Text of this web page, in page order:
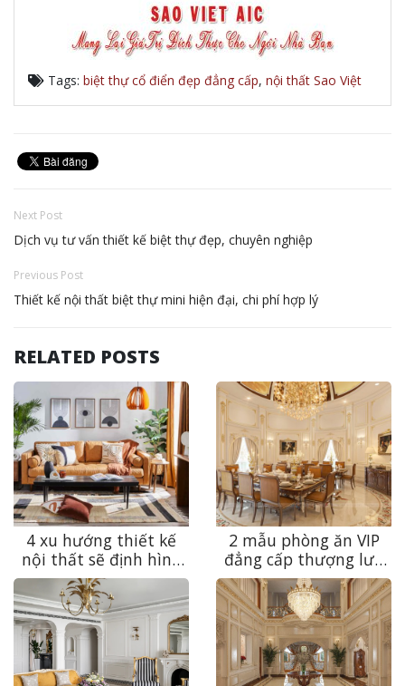
Tags: biệt thự cổ điển đẹp đẳng cấp, nội thất Sao Việt
Next Post
Dịch vụ tư vấn thiết kế biệt thự đẹp, chuyên nghiệp
Previous Post
Thiết kế nội thất biệt thự mini hiện đại, chi phí hợp lý
RELATED POSTS
4 xu hướng thiết kế
nội thất sẽ định hình
năm 2026
2 mẫu phòng ăn VIP
đẳng cấp thượng lưu
dành cho nhà hàng
cao cấp